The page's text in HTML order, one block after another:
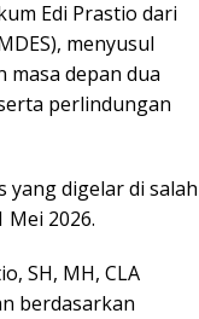
Edi Prastio dari
menyusul
depan dua
perlindungan
yang digelar di salah
Mei 2026.
SH, MH, CLA
berdasarkan